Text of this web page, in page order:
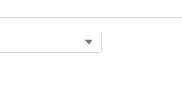
この記事で問題は解決されましたか?